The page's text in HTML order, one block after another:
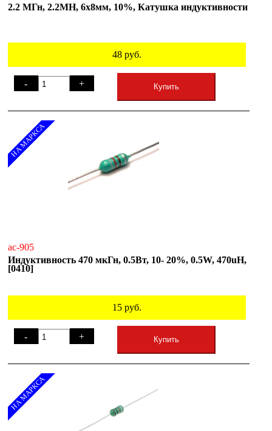
2.2 МГн, 2.2MH, 6x8мм, 10%, Катушка индуктивности
48 руб.
- + Купить
НА МАРКСА
ac-905
Индуктивность 470 мкГн, 0.5Вт, 10- 20%, 0.5W, 470uH,
[0410]
15 руб.
- + Купить
НА МАРКСА